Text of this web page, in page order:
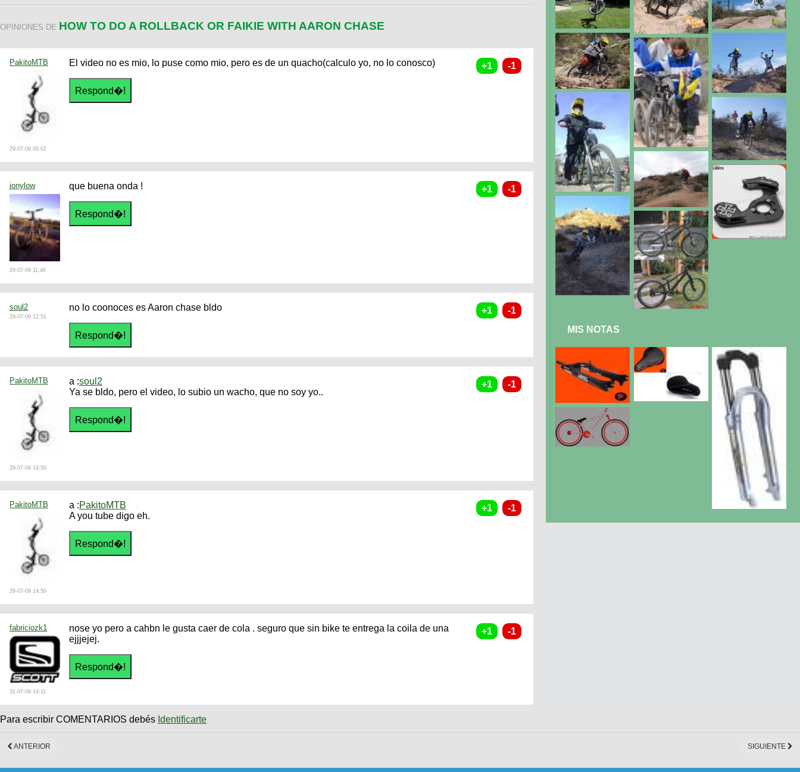
OPINIONES DE HOW TO DO A ROLLBACK OR FAIKIE WITH AARON CHASE
PakitoMTB
29-07-09 00:02
El video no es mio, lo puse como mio, pero es de un quacho(calculo yo, no lo conosco)
jonylow
29-07-09 11:46
que buena onda !
soul2
29-07-09 12:51
no lo coonoces es Aaron chase bldo
PakitoMTB
29-07-09 14:50
a :soul2
Ya se bldo, pero el video, lo subio un wacho, que no soy yo..
PakitoMTB
29-07-09 14:50
a :PakitoMTB
A you tube digo eh.
fabriciozk1
31-07-09 14:11
nose yo pero a cahbn le gusta caer de cola . seguro que sin bike te entrega la coila de una
ejjjejej.
Para escribir COMENTARIOS debés Identificarte
MIS NOTAS
ANTERIOR SIGUIENTE